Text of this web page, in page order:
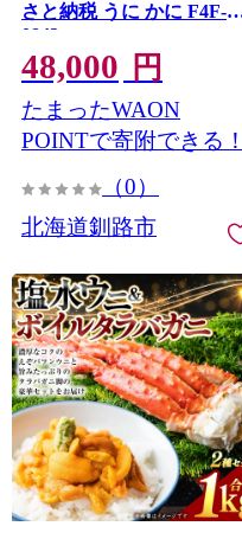
さと納税 うに かに F4F-
0843
48,000 円
たまったWAON
POINTで寄附できる！
（0）
北海道釧路市